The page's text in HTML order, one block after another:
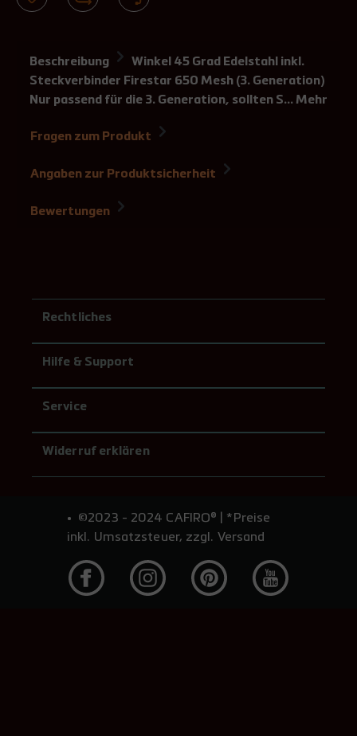
Beschreibung
Winkel 45 Grad Edelstahl inkl.
Steckverbinder Firestar 650 Mesh (3. Generation)
Nur passend für die 3. Generation, sollten S… Mehr
Fragen zum Produkt
Angaben zur Produktsicherheit
Bewertungen
Rechtliches
Hilfe & Support
Service
Widerruf erklären
©2023 - 2024 CAFIRO® | *Preise
inkl. Umsatzsteuer, zzgl. Versand